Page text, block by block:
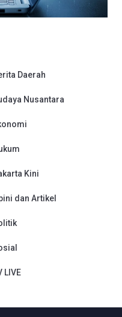
Daerah
Nusantara
Kini
dan Artikel
LIVE